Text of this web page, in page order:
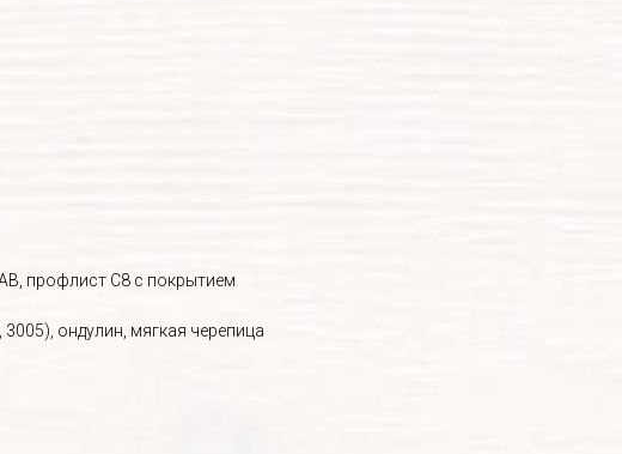
профлист С8 с покрытием
ондулин, мягкая черепица